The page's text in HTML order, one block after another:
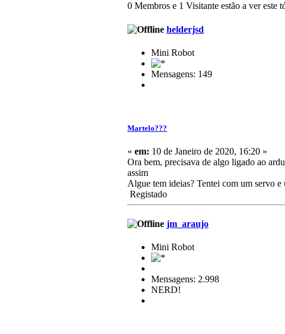
0 Membros e 1 Visitante estão a ver este
helderjsd
Mini Robot
Mensagens: 149
Martelo???
« em: 10 de Janeiro de 2020, 16:20 »
Ora bem, precisava de algo ligado ao
assim
Algue tem ideias? Tentei com um servo
Registado
jm_araujo
Mini Robot
Mensagens: 2.998
NERD!